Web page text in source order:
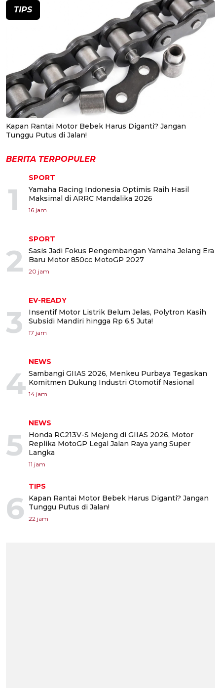
TIPS
Kapan Rantai Motor Bebek Harus Diganti? Jangan
Tunggu Putus di Jalan!
BERITA TERPOPULER
1
SPORT
Yamaha Racing Indonesia Optimis Raih Hasil
Maksimal di ARRC Mandalika 2026
16 jam
2
SPORT
Sasis Jadi Fokus Pengembangan Yamaha Jelang Era
Baru Motor 850cc MotoGP 2027
20 jam
3
EV-READY
Insentif Motor Listrik Belum Jelas, Polytron Kasih
Subsidi Mandiri hingga Rp 6,5 Juta!
17 jam
4
NEWS
Sambangi GIIAS 2026, Menkeu Purbaya Tegaskan
Komitmen Dukung Industri Otomotif Nasional
14 jam
5
NEWS
Honda RC213V-S Mejeng di GIIAS 2026, Motor
Replika MotoGP Legal Jalan Raya yang Super
Langka
11 jam
6
TIPS
Kapan Rantai Motor Bebek Harus Diganti? Jangan
Tunggu Putus di Jalan!
22 jam